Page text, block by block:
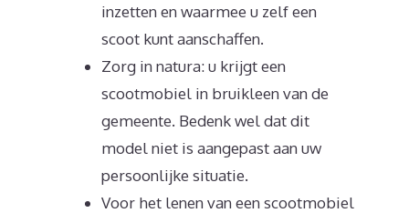
inzetten en waarmee u zelf een
scoot kunt aanschaffen.
Zorg in natura: u krijgt een
scootmobiel in bruikleen van de
gemeente. Bedenk wel dat dit
model niet is aangepast aan uw
persoonlijke situatie.
Voor het lenen van een scootmobiel